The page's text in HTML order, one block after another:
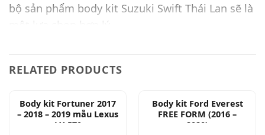
bộ sản phẩm body kit Suzuki Swift Thái Lan sẽ là
một lựa chọn hợp lý.
Body kit là bộ ốp xung quanh thân xe, đối với
cản sau, hai ốp lườn thân xe. Chất liệu làm bằng
nhựa ABS cao cấp được nhập khẩu trực tiếp từ
RELATED PRODUCTS
Body kit Fortuner 2017
– 2018 – 2019 mẫu Lexus
LX 570
Body kit Ford Everest
FREE FORM (2016 –
2020)